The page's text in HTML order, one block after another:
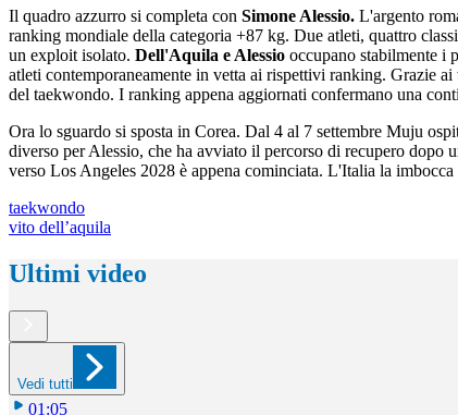
Il quadro azzurro si completa con Simone Alessio. L'argento
ranking mondiale della categoria +87 kg. Due atleti, quattro
un exploit isolato. Dell'Aquila e Alessio occupano stabilmente i
atleti contemporaneamente in vetta ai rispettivi ranking. Grazie
del taekwondo. I ranking appena aggiornati confermano una
Ora lo sguardo si sposta in Corea. Dal 4 al 7 settembre Muju
diverso per Alessio, che ha avviato il percorso di recupero
verso Los Angeles 2028 è appena cominciata. L'Italia la
taekwondo
vito dell’aquila
Ultimi video
Vedi tutti
01:05